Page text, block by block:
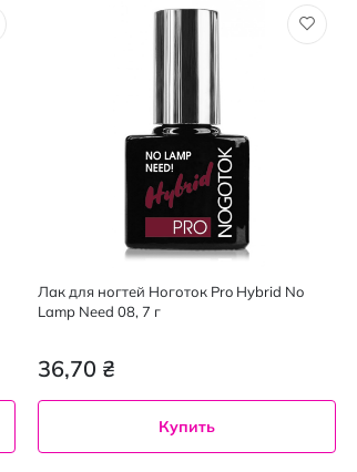
Лак для ногтей Ноготок Pro Hybrid No
Lamp Need 08, 7 г
36,70 ₴
Купить